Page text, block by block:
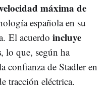
máxima de
española en su
El acuerdo incluye
, lo que, según ha
confianza de Stadler en
tracción eléctrica.